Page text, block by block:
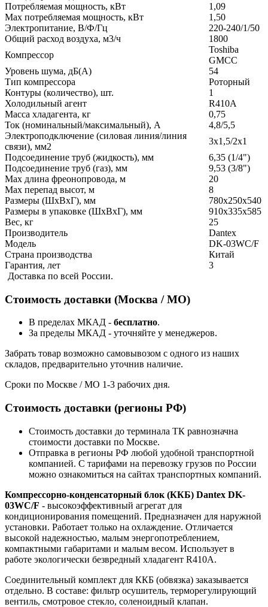
Потребляемая мощность, кВт
1,09
Max потребляемая мощность, кВт
1,50
Электропитание, В/Ф/Гц
220-240/1/50
Общий расход воздуха, м3/ч
1800
Компрессор
Toshiba
GMCC
Уровень шума, дБ(А)
54
Тип компрессора
Роторный
Контуры (количество), шт.
1
Холодильный агент
R410A
Масса хладагента, кг
0,75
Ток (номинальный/максимальный), A
4,8/5,5
Электроподключение (силовая линия/линия
связи), мм2
3x1,5/2x1
Подсоединение труб (жидкость), мм
6,35 (1/4")
Подсоединение труб (газ), мм
9,53 (3/8")
Max длина фреонопровода, м
20
Max перепад высот, м
8
Размеры (ШxВxГ), мм
780х250х540
Размеры в упаковке (ШxВxГ), мм
910х335х585
Вес, кг
25
Производитель
Dantex
Модель
DK-03WC/F
Страна производства
Китай
Гарантия, лет
3
Доставка по всей России.
Стоимость доставки (Москва / МО)
В пределах МКАД - бесплатно.
За пределы МКАД - уточняйте у менеджеров.
Забрать товар возможно самовывозом с одного из наших
складов, предварительно уточнив наличие.
Сроки по Москве / МО 1-3 рабочих дня.
Стоимость доставки (регионы РФ)
Стоимость доставки до терминала ТК равнозначна
стоимости доставки по Москве.
Отправка в регионы РФ любой удобной транспортной
компанией. С тарифами на перевозку грузов по России
можно ознакомиться на сайтах транспортных компаний.
Компрессорно-конденсаторный блок (ККБ) Dantex DK-
03WC/F - высокоэффективный агрегат для
кондиционирования помещений. Предназначен для наружной
установки. Работает только на охлаждение. Отличается
высокой надежностью, малым энергопотреблением,
компактными габаритами и малым весом. Использует в
работе экологически безвредный хладагент R410A.
Соединительный комплект для ККБ (обвязка) заказывается
отдельно. В составе: фильтр осушитель, терморегулирующий
вентиль, смотровое стекло, соленоидный клапан.